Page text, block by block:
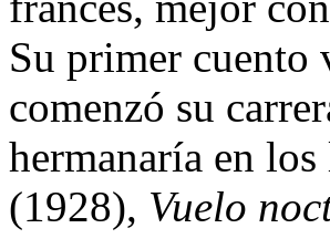
Su primer cuento
comenzó su
hermanaría en
(1928), Vuelo